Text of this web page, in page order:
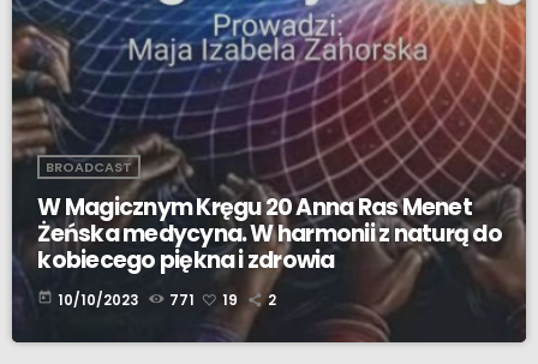
BROADCAST
W Magicznym Kręgu 20 Anna Ras Menet
Żeńska medycyna. W harmonii z naturą do
kobiecego piękna i zdrowia
today 10/10/2023 771 19 2